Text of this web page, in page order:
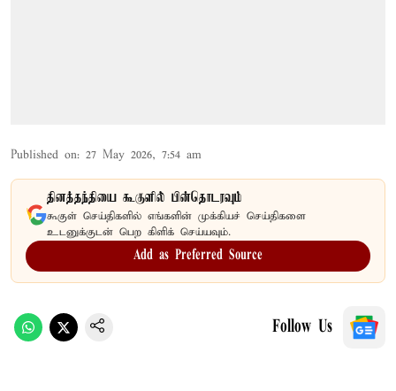
Published on: 27 May 2026, 7:54 am
தினத்தந்தியை கூகுளில் பின்தொடரவும்
கூகுள் செய்திகளில் எங்களின் முக்கியச் செய்திகளை
உடனுக்குடன் பெற கிளிக் செய்யவும்.
Add as Preferred Source
Follow Us